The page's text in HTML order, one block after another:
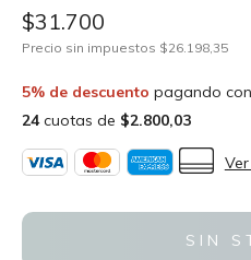
$31.700
Precio sin impuestos $26.198,35
5% de descuento pagando
24cuotas de $2.800,03